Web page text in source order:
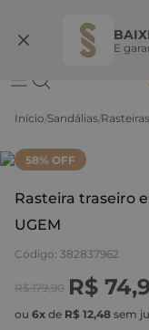
E
Ganhe 10% OFF na
Sandálias Rasteiras
58% OFF
Rasteira traseiro
UGEM
Código: 382837962
R$ 179,90 R$ 74,
ou 6x de R$ 12,48 sem